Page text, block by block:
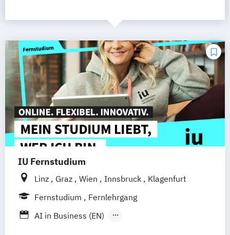
IU Fernstudium
Linz Graz Wien Innsbruck
Klagenfurt
Fernstudium
Fernlehrgang
AI in Business (EN)